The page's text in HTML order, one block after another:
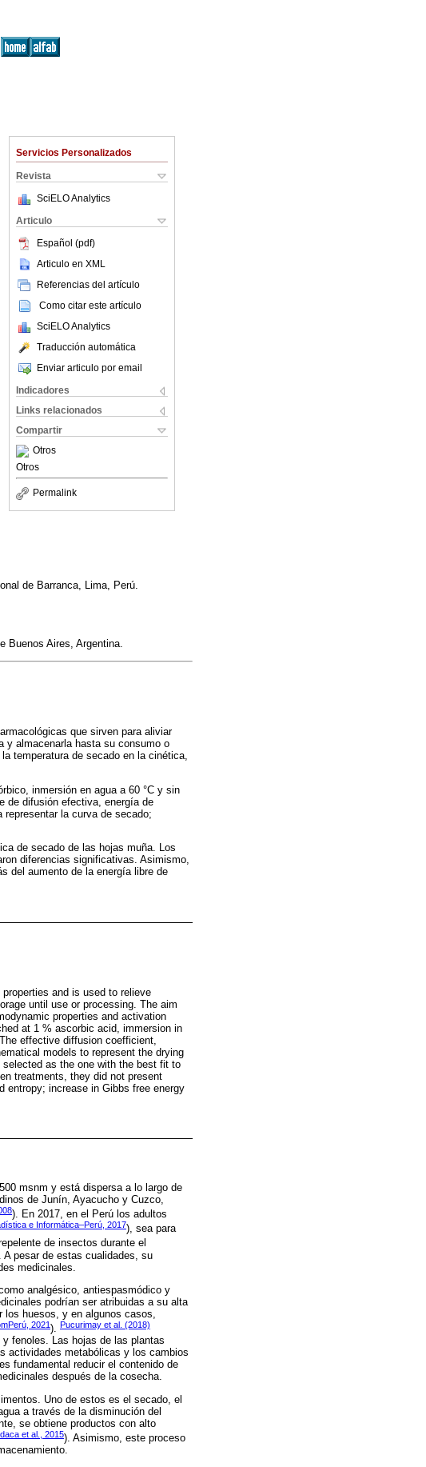
Servicios Personalizados
Revista
SciELO Analytics
Articulo
Español (pdf)
Articulo en XML
Referencias del artículo
Como citar este artículo
SciELO Analytics
Traducción automática
Enviar articulo por email
Indicadores
Links relacionados
Compartir
Otros
Otros
Permalink
de Barranca, Lima, Perú.
Buenos Aires, Argentina.
que sirven para aliviar
y almacenarla hasta su consumo o
temperatura de secado en la cinética,
inmersión en agua a 60 °C y sin
de difusión efectiva, energía de
la curva de secado;
de secado de las hojas muña. Los
diferencias significativas. Asimismo,
del aumento de la energía libre de
and is used to relieve
until use or processing. The aim
properties and activation
at 1 % ascorbic acid, immersion in
effective diffusion coefficient,
models to represent the drying
as the one with the best fit to
treatments, they did not present
entropy; increase in Gibbs free energy
msnm y está dispersa a lo largo de
de Junín, Ayacucho y Cuzco,
). En 2017, en el Perú los adultos
e Informática–Perú, 2017), sea para
de insectos durante el
pesar de estas cualidades, su
medicinales.
analgésico, antiespasmódico y
podrían ser atribuidas a su alta
huesos, y en algunos casos,
2021). Pucurimay et al. (2018)
fenoles. Las hojas de las plantas
actividades metabólicas y los cambios
fundamental reducir el contenido de
después de la cosecha.
Uno de estos es el secado, el
a través de la disminución del
se obtiene productos con alto
et al., 2015). Asimismo, este proceso